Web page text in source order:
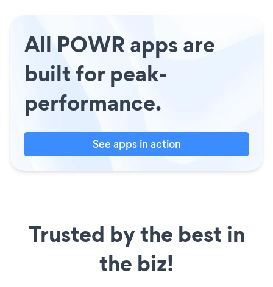
All POWR apps are
built for peak-
performance.
See apps in action
Trusted by the best in
the biz!